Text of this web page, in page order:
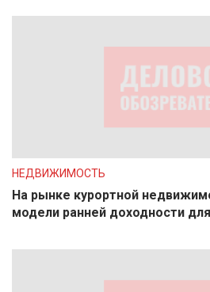
НЕДВИЖИМОСТЬ
На рынке курортной
модели ранней доходности